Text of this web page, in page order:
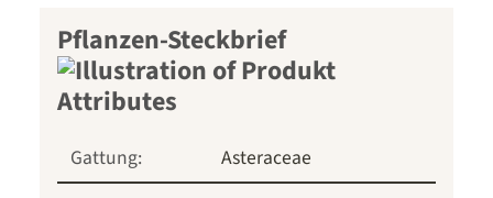
Pflanzen-Steckbrief
Gattung: Asteraceae